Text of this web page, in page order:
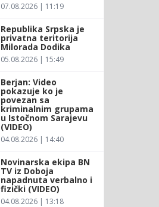
07.08.2026 | 11:19
Republika Srpska je
privatna teritorija
Milorada Dodika
05.08.2026 | 15:49
Berjan: Video
pokazuje ko je
povezan sa
kriminalnim grupama
u Istočnom Sarajevu
(VIDEO)
04.08.2026 | 14:40
Novinarska ekipa BN
TV iz Doboja
napadnuta verbalno i
fizički (VIDEO)
04.08.2026 | 13:18